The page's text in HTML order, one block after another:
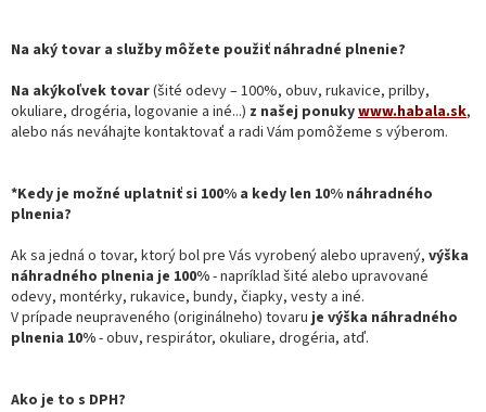
Na aký tovar a služby môžete použiť náhradné plnenie?
Na akýkoľvek tovar(šité odevy – 100%, obuv, rukavice, prilby,
okuliare, drogéria, logovanie a iné...) z našej ponukywww.habala.sk,
alebo nás neváhajte kontaktovať a radi Vám pomôžeme s výberom.
*Kedy je možné uplatniť si 100% a kedy len 10% náhradného
plnenia?
Ak sa jedná o tovar, ktorý bol pre Vás vyrobený alebo upravený, výška
náhradného plnenia je 100%- napríklad šité alebo upravované
odevy, montérky, rukavice, bundy, čiapky, vesty a iné.
V prípade neupraveného (originálneho) tovaru je výška náhradného
plnenia 10%- obuv, respirátor, okuliare, drogéria, atď.
Ako je to s DPH?